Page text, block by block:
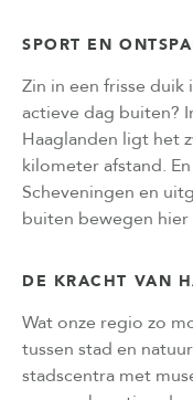
SPORT EN
Zin in een frisse duik
actieve dag buiten?
Haaglanden ligt het
kilometer afstand.
Scheveningen en
buiten bewegen hier
DE KRACHT VAN
Wat onze regio zo
tussen stad en
stadscentra met